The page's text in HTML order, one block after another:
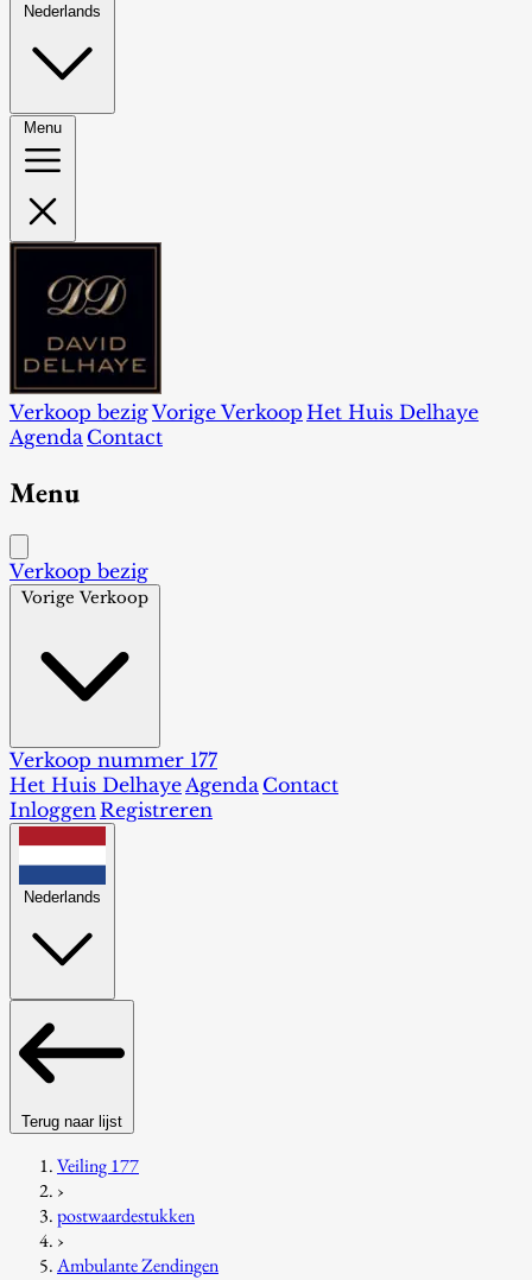
Nederlands
Menu
Verkoop bezigVorige Verkoop Het Huis Delhaye
Agenda Contact
Menu
Verkoop bezig
Vorige Verkoop
Verkoop nummer 177
Het Huis DelhayeAgenda Contact
InloggenRegistreren
Nederlands
Terug naar lijst
Veiling 177
›
postwaardestukken
›
Ambulante Zendingen